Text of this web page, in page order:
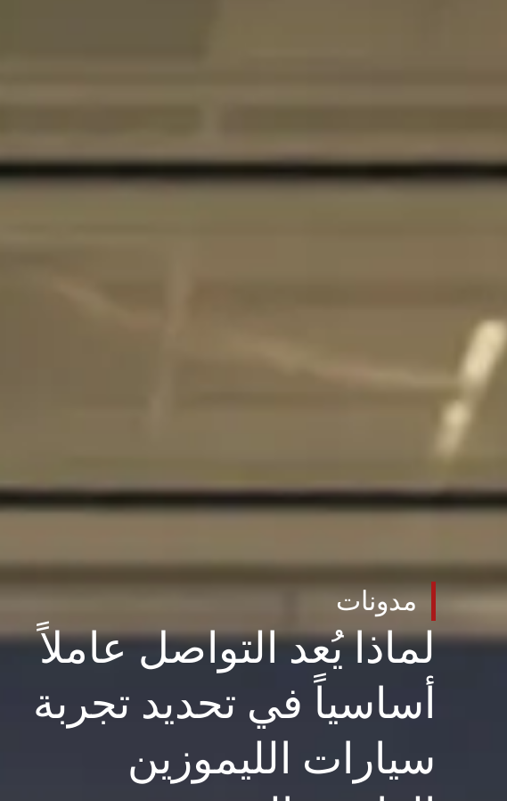
مدونات
لماذا يُعد التواصل عاملاً
أساسياً في تحديد تجربة
سيارات الليموزين